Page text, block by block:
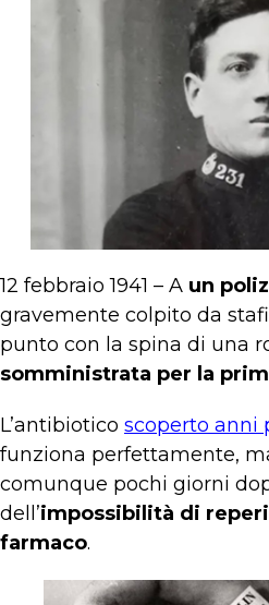
12 febbraio 1941 – A un
gravemente colpito da
punto con la spina di una
somministrata per la
L’antibiotico scoperto anni
funziona perfettamente,
comunque pochi giorni
dell’impossibilità di
farmaco.